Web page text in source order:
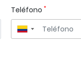
Teléfono *
▼